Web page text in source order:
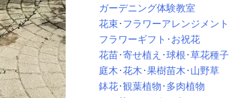
ガーデニング体験教室
花束･フラワーアレンジメント
フラワーギフト･お祝花
花苗･寄せ植え･球根･草花種子
庭木･花木･果樹苗木･山野草
鉢花･観葉植物･多肉植物